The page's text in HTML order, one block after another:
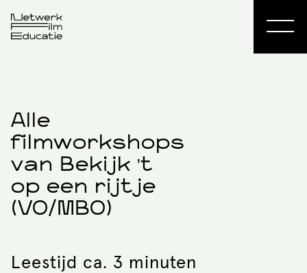
Alle
filmworkshops
van Bekijk 't
op een rijtje
(VO/MBO)
Leestijd ca. 3 minuten